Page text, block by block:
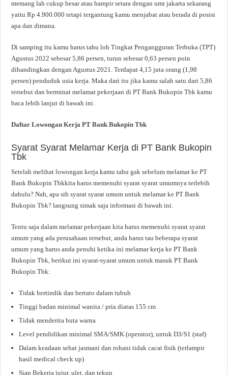
memang lah cukup besar atau hampir setara dengan umr jakarta sekarang
yaitu Rp 4.900.000 tetapi tergantung kamu menjabat atau berada di posisi
apa dan dimana.
Di samping itu kamu harus tahu loh Tingkat Pengangguran Terbuka (TPT)
Agustus 2022 sebesar 5,86 persen, turun sebesar 0,63 persen poin
dibandingkan dengan Agustus 2021. Terdapat 4,15 juta orang (1,98
persen) penduduk usia kerja. Maka dari itu jika kamu salah satu dari 5,86
tersebut dan berminat melamar pekerjaan di PT Bank Bukopin Tbk kamu
baca lebih lanjut di bawah ini.
Daftar Lowongan Kerja PT Bank Bukopin Tbk
Syarat Syarat Melamar Kerja di PT Bank Bukopin
Tbk
Setelah melihat lowongan kerja kamu tahu gak sebelum melamar ke PT
Bank Bukopin Tbkkita harus memenuhi syarat syarat umumnya terlebih
dahulu? Nah, apa sih syarat syarat umum untuk melamar ke PT Bank
Bukopin Tbk? langsung simak saja informasi di bawah ini.
Tentu saja dalam melamar pekerjaan kita harus memenuhi syarat syarat
umum yang ada perusahaan tersebut, anda harus tau beberapa syarat
umum yang harus anda penuhi ketika ini melamar kerja ke PT Bank
Bukopin Tbk, berikut ini syarat-syarat umum untuk masuk PT Bank
Bukopin Tbk:
Tidak bertindik dan bertato dalam tubuh
Tinggi badan minimal wanita / pria diatas 155 cm
Tidak menderita buta warna
Level pendidikan minimal SMA/SMK (operator), untuk D3/S1 (staf)
Dalam keadaan sehat jasmani dan rohani tidak cacat fisik (terlampir
hasil medical check up)
Siap Bekerja jujur, ulet, dan tekun